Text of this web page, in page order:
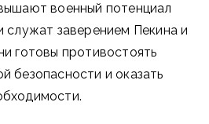
военный потенциал
служат заверением Пекина и
готовы противостоять
безопасности и оказать